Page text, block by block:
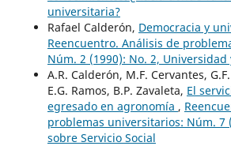
universitaria?
Rafael Calderón, Democracia y
Reencuentro. Análisis de
Núm. 2 (1990): No. 2, Universidad
A.R. Calderón, M.F. Cervantes,
E.G. Ramos, B.P. Zavaleta, El
egresado en agronomía ,
problemas universitarios: Núm. 7
sobre Servicio Social